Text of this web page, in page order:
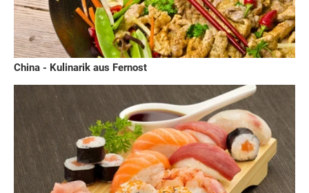
China - Kulinarik aus Fernost